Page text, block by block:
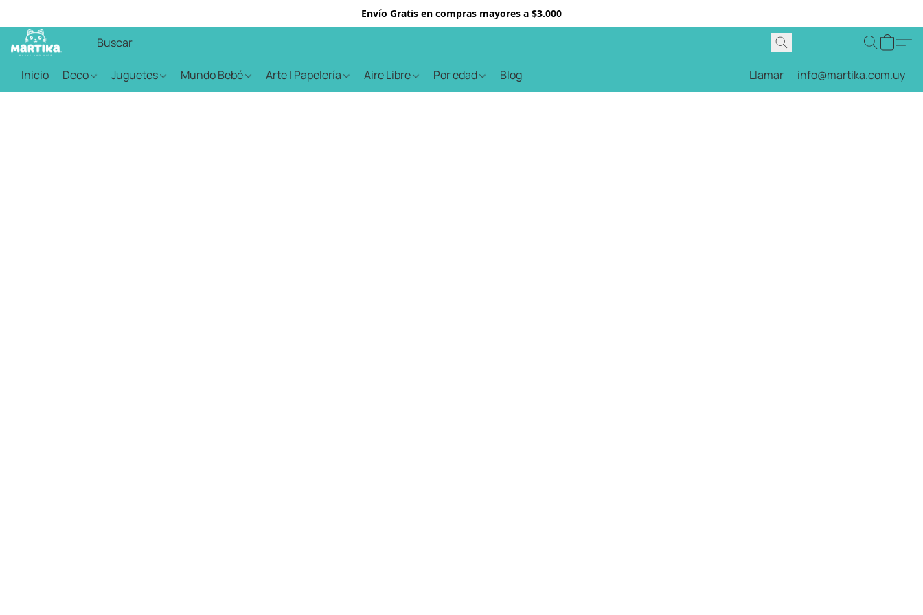
Envío Gratis en compras mayores a $3.000
Inicio Deco Juguetes Mundo Bebé Arte | Papelería Aire Libre Por edad Blog Llamar info@martika.com.uy